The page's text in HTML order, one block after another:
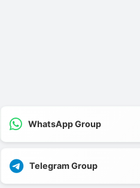
WhatsApp Group
Telegram Group